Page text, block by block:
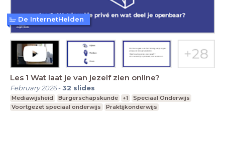
Les 1 Wat laat je van jezelf zien online?
February 2026-32 slides
Mediawijsheid Burgerschapskunde +1
Speciaal Onderwijs
Voortgezet speciaal onderwijs
Praktijkonderwijs
De InternetHelden